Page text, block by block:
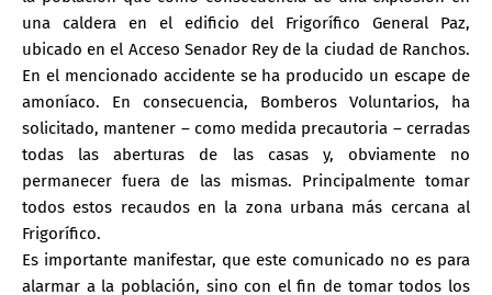
una caldera en el edificio del Frigorífico General Paz,
ubicado en el Acceso Senador Rey de la ciudad de Ranchos.
En el mencionado accidente se ha producido un escape de
amoníaco. En consecuencia, Bomberos Voluntarios, ha
solicitado, mantener – como medida precautoria – cerradas
todas las aberturas de las casas y, obviamente no
permanecer fuera de las mismas. Principalmente tomar
todos estos recaudos en la zona urbana más cercana al
Frigorífico.
Es importante manifestar, que este comunicado no es para
alarmar a la población, sino con el fin de tomar todos los